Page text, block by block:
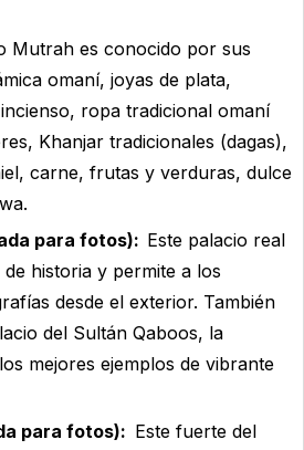
Mutrah es conocido por sus
omaní, joyas de plata,
ropa tradicional omaní
Khanjar tradicionales (dagas),
carne, frutas y verduras, dulce
para fotos): Este palacio real
historia y permite a los
desde el exterior. También
del Sultán Qaboos, la
mejores ejemplos de vibrante
para fotos): Este fuerte del